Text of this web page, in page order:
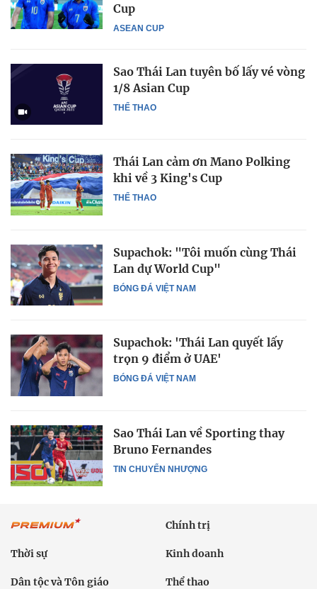
ASEAN CUP
Cup
THỂ THAO
Sao Thái Lan tuyên bố lấy vé vòng
1/8 Asian Cup
THỂ THAO
Thái Lan cảm ơn Mano Polking
khi về 3 King's Cup
BÓNG ĐÁ VIỆT NAM
Supachok: "Tôi muốn cùng Thái
Lan dự World Cup"
BÓNG ĐÁ VIỆT NAM
Supachok: 'Thái Lan quyết lấy
trọn 9 điểm ở UAE'
TIN CHUYỂN NHƯỢNG
Sao Thái Lan về Sporting thay
Bruno Fernandes
Chính trị
Thời sự Kinh doanh
Dân tộc và Tôn giáo Thể thao